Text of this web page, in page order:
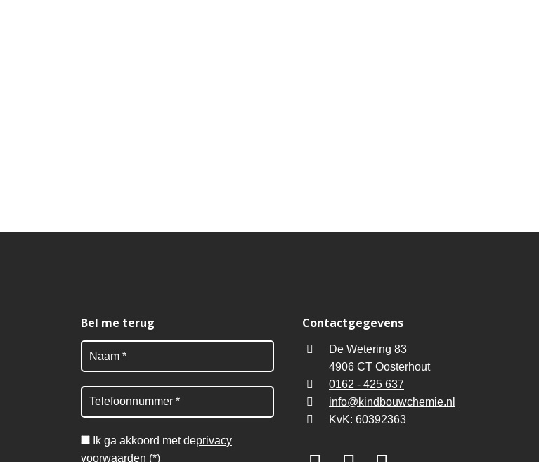
Bel me terug
Ik ga akkoord met deprivacy
voorwaarden (*)
Contactgegevens
De Wetering 83
4906 CT Oosterhout
0162 - 425 637
info@kindbouwchemie.nl
KvK: 60392363